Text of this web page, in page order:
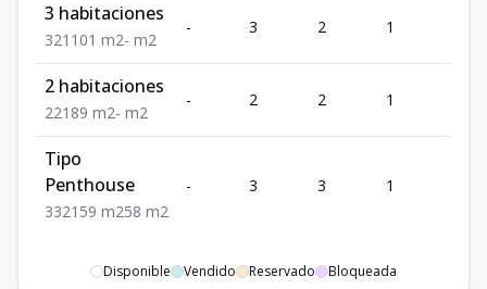
3 habitaciones
321 101 m2- m2
- 3 2 1
2 habitaciones
221 89 m2- m2
- 2 2 1
Tipo
Penthouse
332159 m258 m2
- 3 3 1
Disponible Vendido Reservado Bloqueada